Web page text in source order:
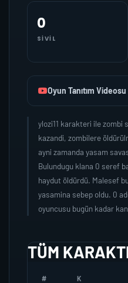
0
SIVIL
Oyun Tanıtım Videosu
ylozi11 karakteri ile zombi
kazandi, zombilere
ayni zamanda yasam
Bulundugu klana 0 seref
haydut öldürdü. Malesef
yasamina sebep oldu. 0
oyuncusu bugün kadar
TÜM
# K